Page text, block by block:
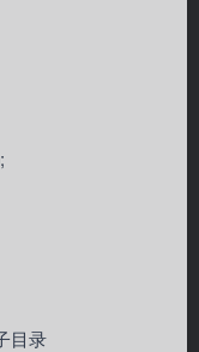
目录